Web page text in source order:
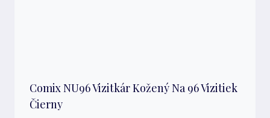
Comix NU96 Vizitkár Kožený Na 96 Vizitiek
Čierny